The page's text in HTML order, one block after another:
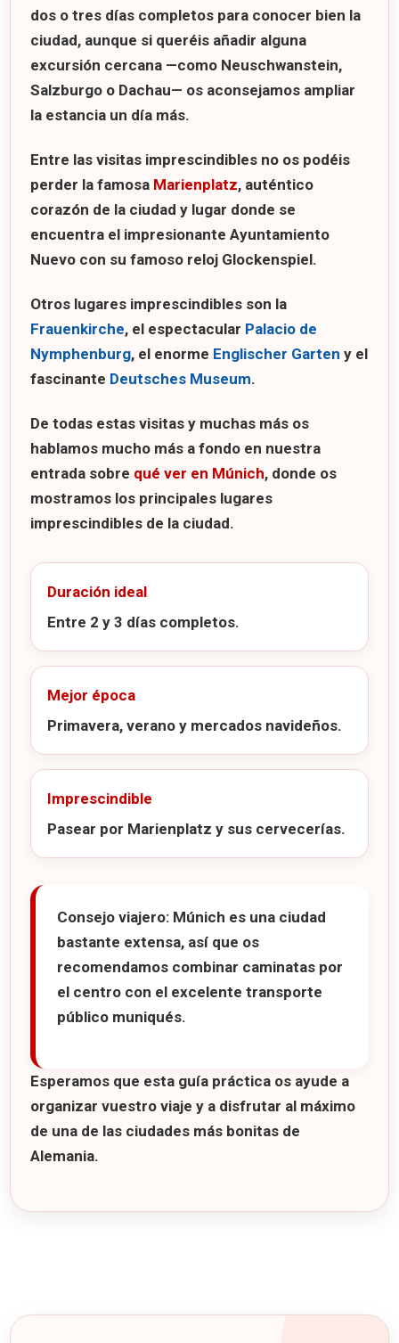
dos o tres días completos para conocer bien la
ciudad, aunque si queréis añadir alguna
excursión cercana —como Neuschwanstein,
Salzburgo o Dachau— os aconsejamos ampliar
la estancia un día más.
Entre las visitas imprescindibles no os podéis
perder la famosa Marienplatz, auténtico
corazón de la ciudad y lugar donde se
encuentra el impresionante Ayuntamiento
Nuevo con su famoso reloj Glockenspiel.
Otros lugares imprescindibles son la
Frauenkirche, el espectacular Palacio de
Nymphenburg, el enorme Englischer Garten y el
fascinante Deutsches Museum.
De todas estas visitas y muchas más os
hablamos mucho más a fondo en nuestra
entrada sobre qué ver en Múnich, donde os
mostramos los principales lugares
imprescindibles de la ciudad.
Duración ideal
Entre 2 y 3 días completos.
Mejor época
Primavera, verano y mercados navideños.
Imprescindible
Pasear por Marienplatz y sus cervecerías.
Consejo viajero: Múnich es una ciudad
bastante extensa, así que os
recomendamos combinar caminatas por
el centro con el excelente transporte
público muniqués.
Esperamos que esta guía práctica os ayude a
organizar vuestro viaje y a disfrutar al máximo
de una de las ciudades más bonitas de
Alemania.